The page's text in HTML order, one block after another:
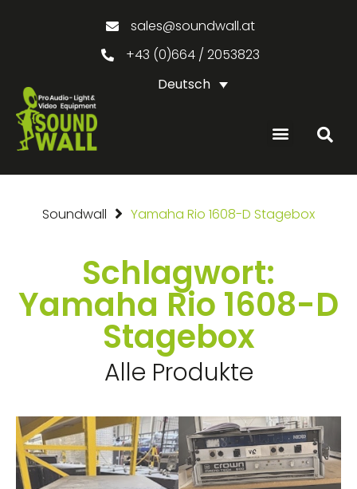
sales@soundwall.at
+43 (0)664 / 2053823
Deutsch
Soundwall Yamaha Rio 1608-D Stagebox
Schlagwort:
Yamaha Rio 1608-D
Stagebox
Alle Produkte